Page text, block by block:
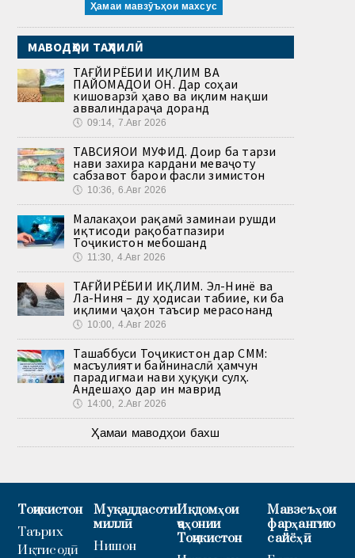
Ҳамаи мавзӯъҳои махсус
МАВОДҲОИ ТАҲЛИЛӢ
ТАҒЙИРЁБИИ ИҚЛИМ ВА
ПАЙОМАДҲОИ ОН. Дар соҳаи
кишоварзӣ ҳаво ва иқлим нақши
аввалиндараҷа доранд
🕔 09:14, 7.Авг 2026
ТАВСИЯҲОИ МУФИД. Доир ба тарзи
нави захира кардани меваҷоту
сабзавот барои фасли зимистон
🕔 10:36, 6.Авг 2026
Малакаҳои рақамӣ заминаи рушди
иқтисоди рақобатпазири
Тоҷикистон мебошанд
🕔 11:30, 4.Авг 2026
ТАҒЙИРЁБИИ ИҚЛИМ. Эл-Нинё ва
Ла-Ниня – ду ҳодисаи табиие, ки ба
иқлими ҷаҳон таъсир мерасонанд
🕔 10:00, 4.Авг 2026
Ташаббуси Тоҷикистон дар СММ:
масъулияти байнинаслӣ ҳамчун
парадигмаи нави ҳуқуқи сулҳ.
Андешаҳо дар ин маврид
🕔 14:00, 2.Авг 2026
Ҳамаи маводҳои бахш
Тоҷикистон
Таърих
Иқтисодӣ
Муқаддасоти
миллӣ
Нишон
Иқдомҳои
ҷаҳонии
Тоҷикистон
Мавзеъҳои
фарҳангию
сайёҳӣ